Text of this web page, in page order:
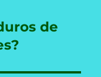
de